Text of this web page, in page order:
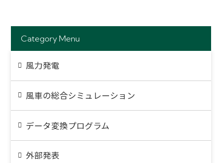
Category Menu
風力発電
風車の総合シミュレーション
データ変換プログラム
外部発表